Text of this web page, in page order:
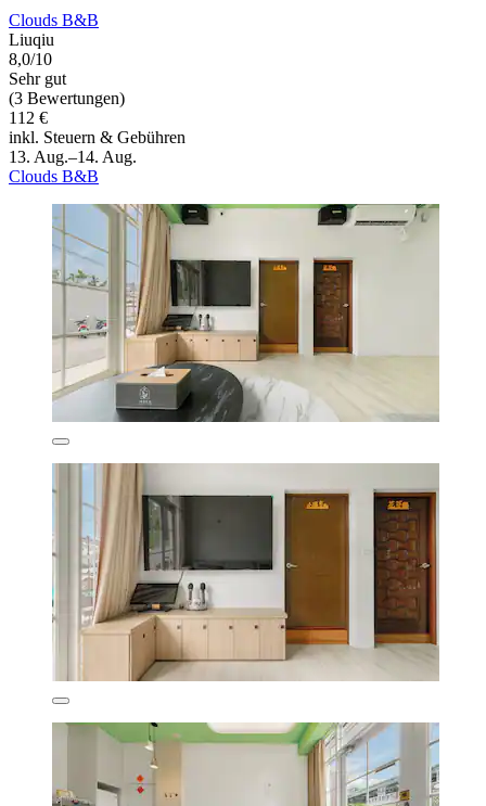
Clouds B&B
Liuqiu
8,0/10
Sehr gut
(3 Bewertungen)
112 €
inkl. Steuern & Gebühren
13. Aug.–14. Aug.
Clouds B&B